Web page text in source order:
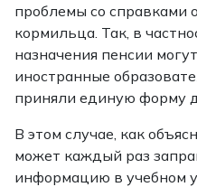
проблемы со справками
кормильца. Так, в
назначения пенсии
иностранные
приняли единую форму
В этом случае, как
может каждый раз
информацию в учебном